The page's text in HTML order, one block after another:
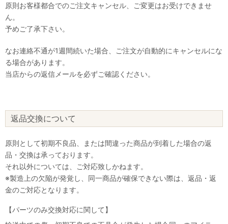
原則お客様都合でのご注文キャンセル、ご変更はお受けできませ
ん。
予めご了承下さい。
なお連絡不通が1週間続いた場合、ご注文が自動的にキャンセルにな
る場合があります。
当店からの返信メールを必ずご確認ください。
返品交換について
原則として初期不良品、または間違った商品が到着した場合の返
品・交換は承っております。
それ以外については、ご対応致しかねます。
※製造上の欠陥が発覚し、同一商品が確保できない際は、返品・返
金のご対応となります。
【パーツのみ交換対応に関して】